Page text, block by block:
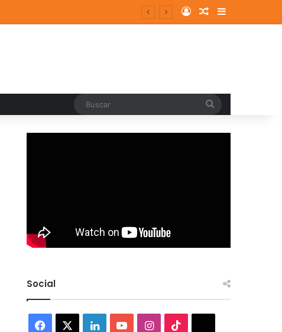
Log InRandom Article
Sidebar
Social
Facebook LinkedInYouTubeInstagram